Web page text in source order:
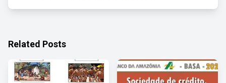
Related Posts